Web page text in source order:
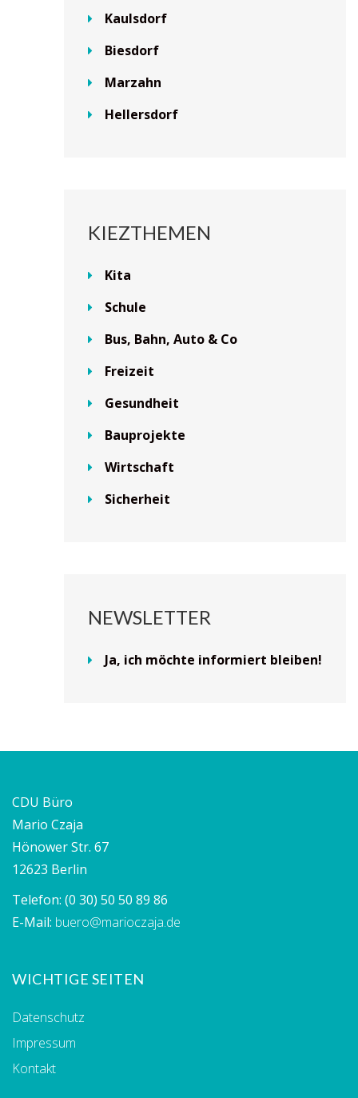
Kaulsdorf
Biesdorf
Marzahn
Hellersdorf
KIEZTHEMEN
Kita
Schule
Bus, Bahn, Auto & Co
Freizeit
Gesundheit
Bauprojekte
Wirtschaft
Sicherheit
NEWSLETTER
Ja, ich möchte informiert bleiben!
CDU Büro
Mario Czaja
Hönower Str. 67
12623 Berlin
Telefon: (0 30) 50 50 89 86
E-Mail: buero@marioczaja.de
WICHTIGE SEITEN
Datenschutz
Impressum
Kontakt